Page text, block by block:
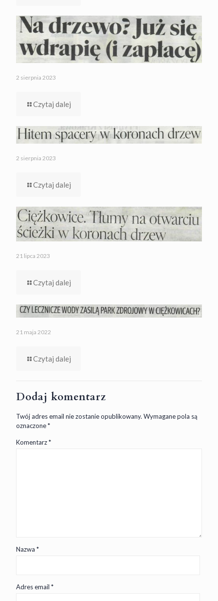
2 sierpnia 2023
Czytaj dalej
2 sierpnia 2023
Czytaj dalej
21 lipca 2023
Czytaj dalej
21 maja 2022
Czytaj dalej
Dodaj komentarz
Twój adres email nie zostanie opublikowany. Wymagane pola są
oznaczone*
Komentarz*
Nazwa *
Adres email *